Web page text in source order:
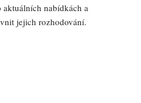
nabídkách a
jejich rozhodování.